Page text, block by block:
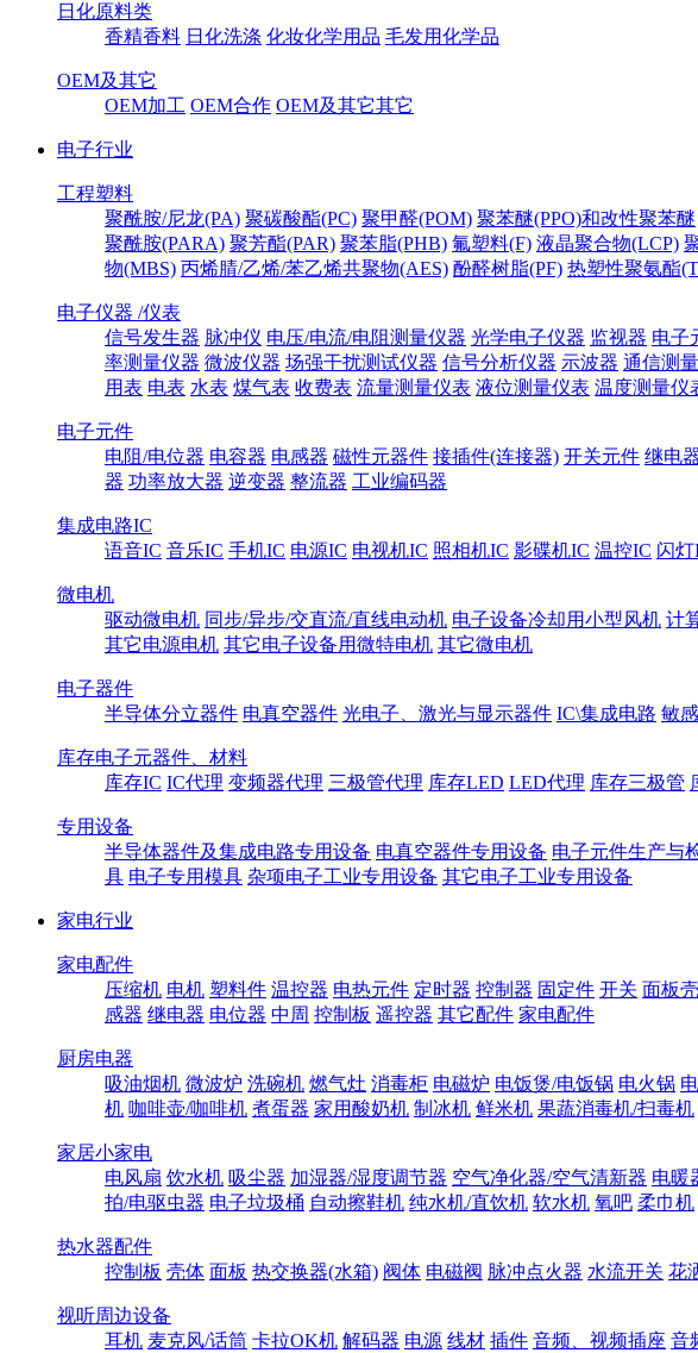
日化原料类
香精香料 日化洗涤 化妆化学用品 毛发用化学品
OEM及其它
OEM加工 OEM合作 OEM及其它其它
电子行业
工程塑料
聚酰胺/尼龙(PA) 聚碳酸酯(PC) 聚甲醛(POM) 聚苯醚(PPO)和改性聚苯醚
聚酰胺(PARA) 聚芳酯(PAR) 聚苯脂(PHB) 氟塑料(F) 液晶聚合物(LCP)
物(MBS) 丙烯腈/乙烯/苯乙烯共聚物(AES) 酚醛树脂(PF) 热塑性聚氨酯
电子仪器 /仪表
信号发生器 脉冲仪 电压/电流/电阻测量仪器 光学电子仪器 监视器 电子
率测量仪器 微波仪器 场强干扰测试仪器 信号分析仪器 示波器 通信测
用表 电表 水表 煤气表 收费表 流量测量仪表 液位测量仪表 温度测量仪
电子元件
电阻/电位器 电容器 电感器 磁性元器件 接插件(连接器) 开关元件 继电
器 功率放大器 逆变器 整流器 工业编码器
集成电路IC
语音IC 音乐IC 手机IC 电源IC 电视机IC 照相机IC 影碟机IC 温控IC 闪灯
微电机
驱动微电机 同步/异步/交直流/直线电动机 电子设备冷却用小型风机 计
其它电源电机 其它电子设备用微特电机 其它微电机
电子器件
半导体分立器件 电真空器件 光电子、激光与显示器件 IC\集成电路 敏
库存电子元器件、材料
库存IC IC代理 变频器代理 三极管代理 库存LED LED代理 库存三极管
专用设备
半导体器件及集成电路专用设备 电真空器件专用设备 电子元件生产与
具 电子专用模具 杂项电子工业专用设备 其它电子工业专用设备
家电行业
家电配件
压缩机 电机 塑料件 温控器 电热元件 定时器 控制器 固定件 开关 面板
感器 继电器 电位器 中周 控制板 遥控器 其它配件 家电配件
厨房电器
吸油烟机 微波炉 洗碗机 燃气灶 消毒柜 电磁炉 电饭煲/电饭锅 电火锅
机 咖啡壶/咖啡机 煮蛋器 家用酸奶机 制冰机 鲜米机 果蔬消毒机/扫毒机
家居小家电
电风扇 饮水机 吸尘器 加湿器/湿度调节器 空气净化器/空气清新器 电暖
拍/电驱虫器 电子垃圾桶 自动擦鞋机 纯水机/直饮机 软水机 氧吧 柔巾机
热水器配件
控制板 壳体 面板 热交换器(水箱) 阀体 电磁阀 脉冲点火器 水流开关 花
视听周边设备
耳机 麦克风/话筒 卡拉OK机 解码器 电源 线材 插件 音频、视频插座 音